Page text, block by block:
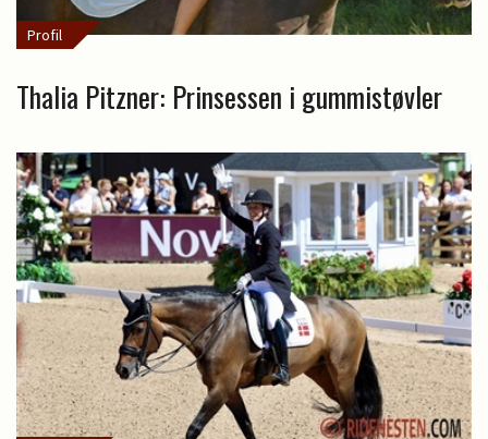
Profil
Thalia Pitzner: Prinsessen i gummistøvler